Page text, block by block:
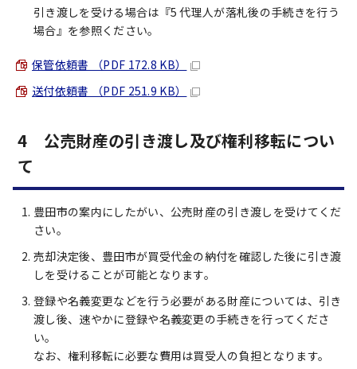
引き渡しを受ける場合は『5 代理人が落札後の手続きを行う
場合』を参照ください。
保管依頼書 （PDF 172.8 KB）
送付依頼書 （PDF 251.9 KB）
4 公売財産の引き渡し及び権利移転につい
て
豊田市の案内にしたがい、公売財産の引き渡しを受けてくだ
さい。
売却決定後、豊田市が買受代金の納付を確認した後に引き渡
しを受けることが可能となります。
登録や名義変更などを行う必要がある財産については、引き
渡し後、速やかに登録や名義変更の手続きを行ってくださ
い。
なお、権利移転に必要な費用は買受人の負担となります。